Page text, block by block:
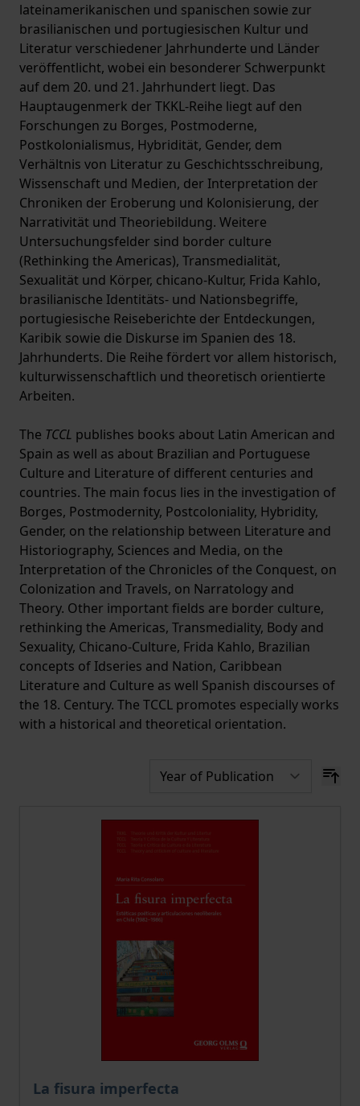
lateinamerikanischen und spanischen sowie zur
brasilianischen und portugiesischen Kultur und
Literatur verschiedener Jahrhunderte und Länder
veröffentlicht, wobei ein besonderer Schwerpunkt
auf dem 20. und 21. Jahrhundert liegt. Das
Hauptaugenmerk der TKKL-Reihe liegt auf den
Forschungen zu Borges, Postmoderne,
Postkolonialismus, Hybridität, Gender, dem
Verhältnis von Literatur zu Geschichtsschreibung,
Wissenschaft und Medien, der Interpretation der
Chroniken der Eroberung und Kolonisierung, der
Narrativität und Theoriebildung. Weitere
Untersuchungsfelder sind border culture
(Rethinking the Americas), Transmedialität,
Sexualität und Körper, chicano-Kultur, Frida Kahlo,
brasilianische Identitäts- und Nationsbegriffe,
portugiesische Reiseberichte der Entdeckungen,
Karibik sowie die Diskurse im Spanien des 18.
Jahrhunderts. Die Reihe fördert vor allem historisch,
kulturwissenschaftlich und theoretisch orientierte
Arbeiten.
The TCCL publishes books about Latin American and
Spain as well as about Brazilian and Portuguese
Culture and Literature of different centuries and
countries. The main focus lies in the investigation of
Borges, Postmodernity, Postcoloniality, Hybridity,
Gender, on the relationship between Literature and
Historiography, Sciences and Media, on the
Interpretation of the Chronicles of the Conquest, on
Colonization and Travels, on Narratology and
Theory. Other important fields are border culture,
rethinking the Americas, Transmediality, Body and
Sexuality, Chicano-Culture, Frida Kahlo, Brazilian
concepts of Idseries and Nation, Caribbean
Literature and Culture as well Spanish discourses of
the 18. Century. The TCCL promotes especially works
with a historical and theoretical orientation.
La fisura imperfecta
The price depends on the options chosen on the